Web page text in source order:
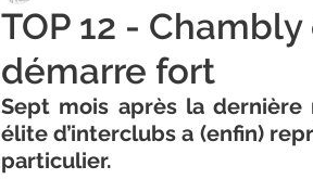
TOP 12 -
démarre fort
Sept mois après la
élite d’interclubs a (enfin)
particulier.